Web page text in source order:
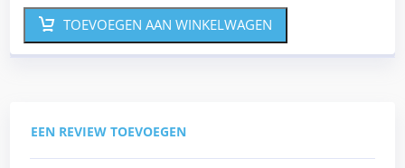
TOEVOEGEN AAN WINKELWAGEN
EEN REVIEW TOEVOEGEN